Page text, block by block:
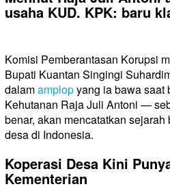
usaha KUD. KPK: baru
Komisi Pemberantasan Korupsi
Bupati Kuantan Singingi
dalamamplopyang ia bawa saat
Kehutanan Raja Juli Antoni —
benar, akan mencatatkan
desa di Indonesia.
Koperasi Desa Kini
Kementerian